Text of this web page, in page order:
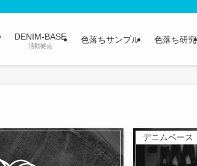
DENIM-BASE
活動拠点
色落ちサンプル 色落ち研究
デニムベース